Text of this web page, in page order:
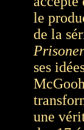
le
de la
Prisoner
ses
une